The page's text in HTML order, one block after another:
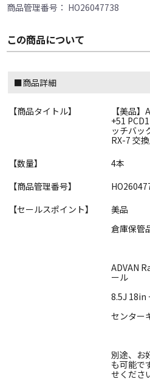
商品管理番号： HO26047738
この商品について
■商品詳細
【商品タイトル】
【美品
+51
ッチバッ
RX-7 交
【数量】
4本
【商品管理番号】
【セールスポイント】
美品
倉庫保管
ADVAN
ール
8.5J 18in
センター
別途、お
も可能で
せくださ